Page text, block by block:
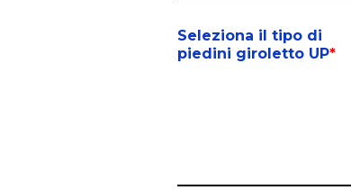
Seleziona il tipo di
piedini giroletto UP*